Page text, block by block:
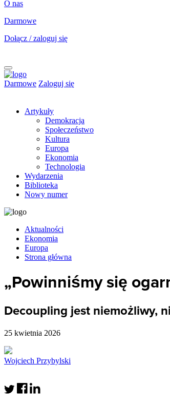
O nas
Darmowe
Dołącz / zaloguj się
Darmowe Zaloguj się
Artykuły
Demokracja
Społeczeństwo
Kultura
Europa
Ekonomia
Technologia
Wydarzenia
Biblioteka
Nowy numer
Aktualności
Ekonomia
Europa
Strona główna
„Powinniśmy się
Decoupling jest niemożliwy,
25 kwietnia 2026
Wojciech Przybylski